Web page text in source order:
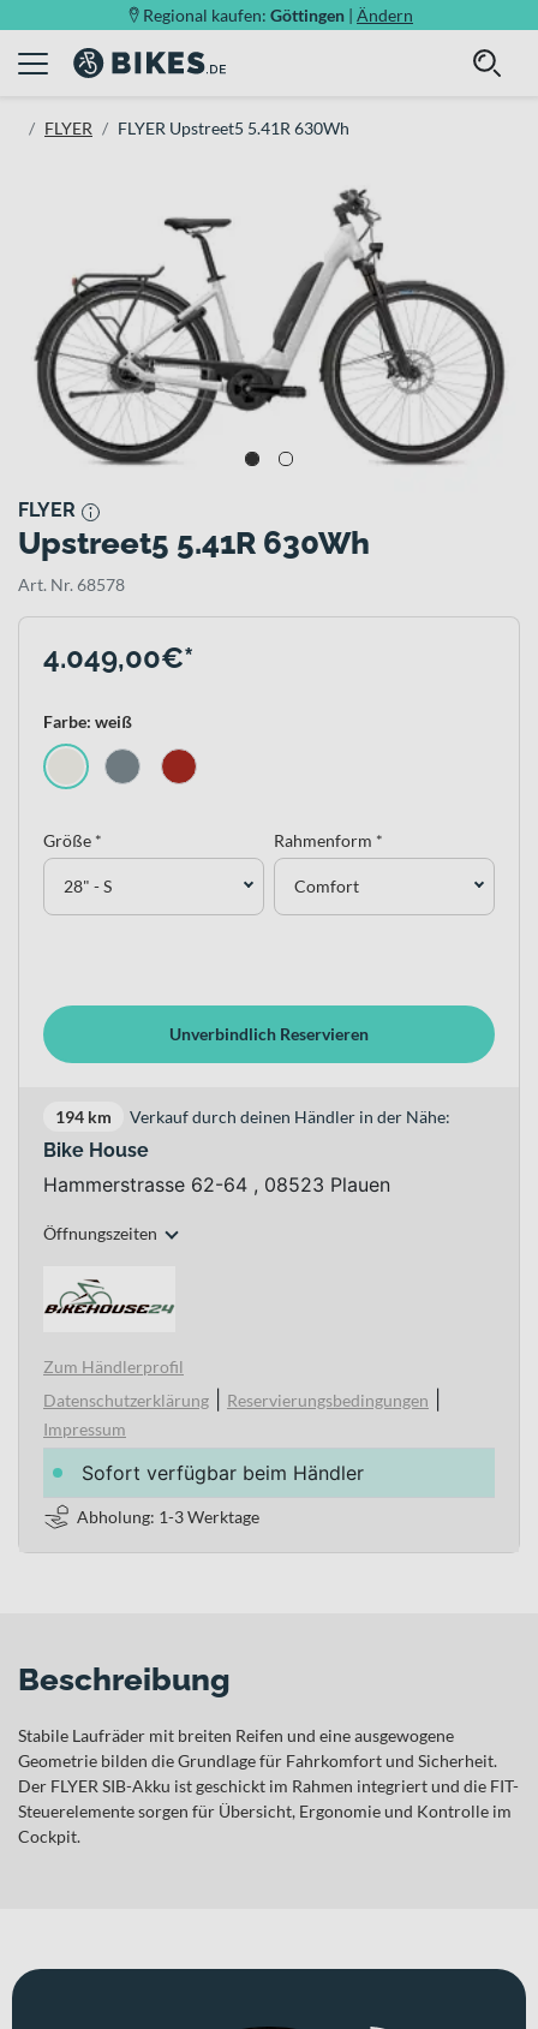
Regional kaufen: Göttingen | Ändern
FLYER FLYER Upstreet5 5.41R 630Wh
FLYER
Upstreet5 5.41R 630Wh
Art. Nr. 68578
4.049,00€*
Farbe: weiß
Größe *
28" - S
Rahmenform *
Comfort
Unverbindlich Reservieren
194 km Verkauf durch deinen Händler in der Nähe:
Bike House
Hammerstrasse 62-64 , 08523 Plauen
Öffnungszeiten
Zum Händlerprofil
Datenschutzerklärung
Reservierungsbedingungen
Impressum
Sofort verfügbar beim Händler
Abholung: 1-3 Werktage
Beschreibung
Stabile Laufräder mit breiten Reifen und eine ausgewogene
Geometrie bilden die Grundlage für Fahrkomfort und Sicherheit.
Der FLYER SIB-Akku ist geschickt im Rahmen integriert und die FIT-
Steuerelemente sorgen für Übersicht, Ergonomie und Kontrolle im
Cockpit.